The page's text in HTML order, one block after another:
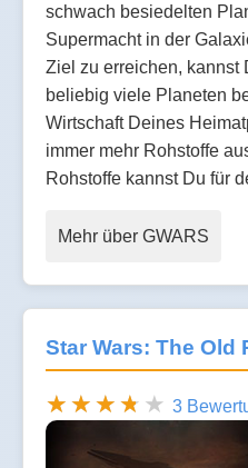
schwach besiedelten
Supermacht in der
Ziel zu erreichen, kannst
beliebig viele Planeten
Wirtschaft Deines
immer mehr Rohstoffe
Rohstoffe kannst Du für
Mehr über GWARS
Star Wars: The Old
3